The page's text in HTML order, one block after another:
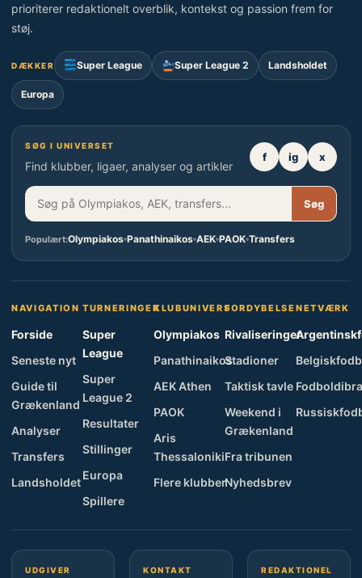
prioriterer redaktionelt overblik, kontekst og passion frem for
støj.
DÆKKER Super League Super League 2 Landsholdet
Europa
SØG I UNIVERSET
Find klubber, ligaer, analyser og artikler
f ig x
Søg
Populært:Olympiakos Panathinaikos AEK PAOK Transfers
NAVIGATION
Forside
Seneste nyt
Guide til
Grækenland
Analyser
Transfers
Landsholdet
TURNERINGER
Super
League
Super
League 2
Resultater
Stillinger
Europa
Spillere
KLUBUNIVERS
Olympiakos
Panathinaikos
AEK Athen
PAOK
Aris
Thessaloniki
Flere klubber
FORDYBELSE
Rivaliseringer
Stadioner
Taktisk tavle
Weekend i
Grækenland
Fra tribunen
Nyhedsbrev
NETVÆRK
UDGIVER KONTAKT
REDAKTIONEL